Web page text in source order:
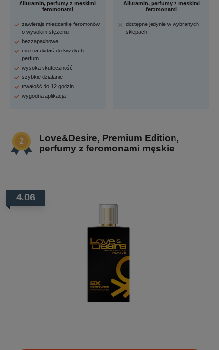
Alluramin, perfumy z męskimi
feromonami
zawierają mieszankę feromonów
o wysokim stężeniu
bezzapachowe
można dodać do każdych
perfum
wysoka skuteczność
szybkie działanie
trwałość do 12 godzin
wygodna aplikacja
Alluramin, perfumy z męskimi
feromonami
dostępne jedynie w wybranych
sklepach
Love&Desire, Premium Edition,
perfumy z feromonami męskie
4.06